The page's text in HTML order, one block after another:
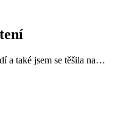
a také jsem se těšila na…